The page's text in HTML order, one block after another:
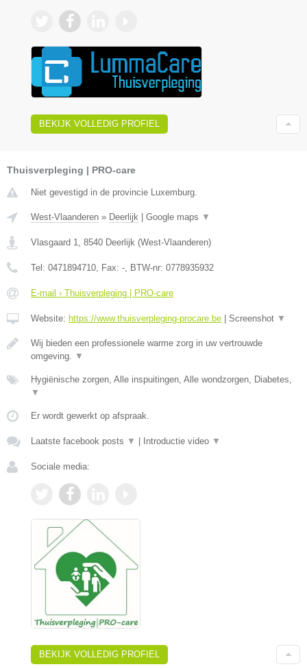
BEKIJK VOLLEDIG PROFIEL
Thuisverpleging | PRO-care
Niet gevestigd in de provincie Luxemburg.
West-Vlaanderen » Deerlijk | Google maps ▼
Vlasgaard 1 8540 Deerlijk (West-Vlaanderen)
Tel: 0471894710 , Fax: - , BTW-nr: 0778935932
E-mail › Thuisverpleging | PRO-care
Website: https://www.thuisverpleging-procare.be | Screenshot ▼
Wij bieden een professionele warme zorg in uw vertrouwde
omgeving.
▼
Hygiënische zorgen, Alle inspuitingen, Alle wondzorgen, Diabetes,
▼
Er wordt gewerkt op afspraak.
Laatste facebook posts ▼ | Introductie video ▼
Sociale media:
BEKIJK VOLLEDIG PROFIEL